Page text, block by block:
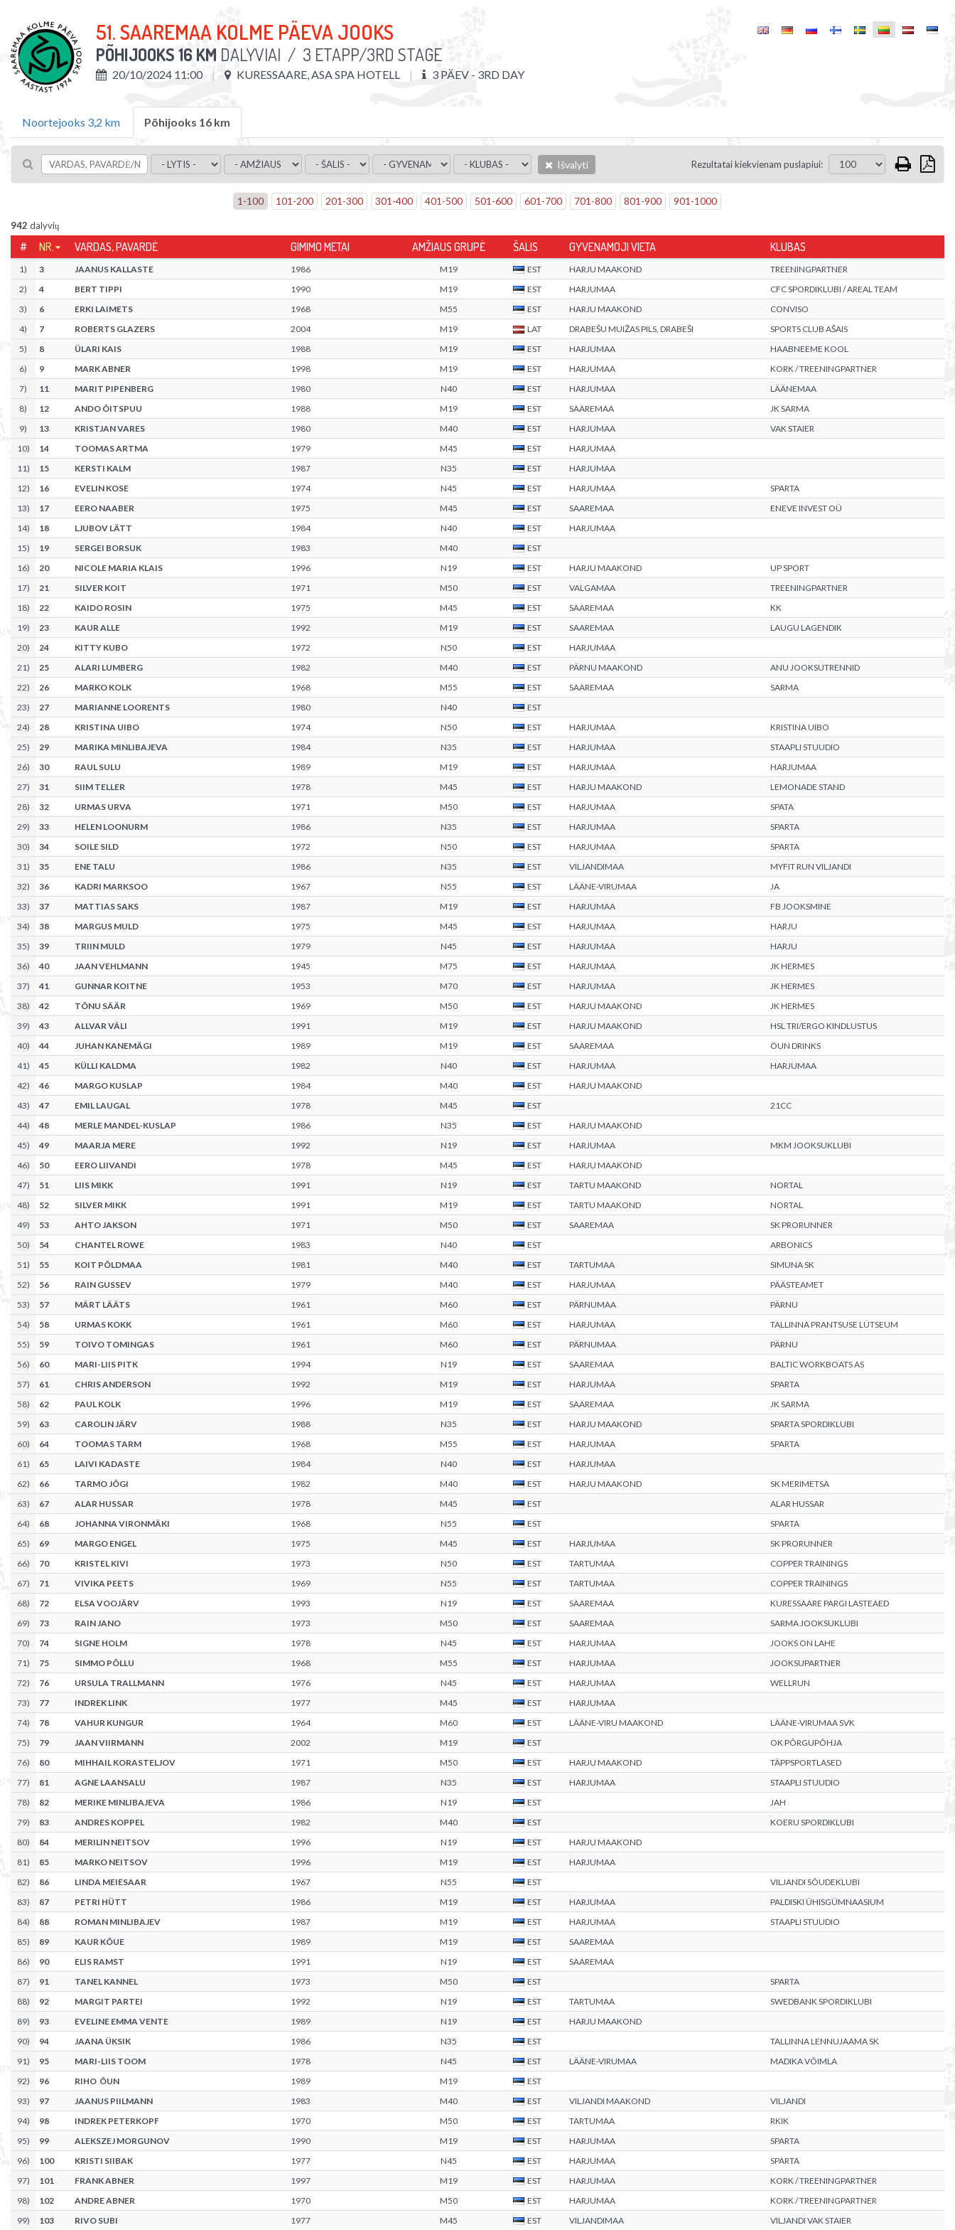
51. SAAREMAA KOLME PÄEVA JOOKS
PÕHIJOOKS 16 KM DALYVIAI / 3 ETAPP/3RD STAGE
20/10/2024 11:00 KURESSAARE, ASA SPA HOTELL 3 PÄEV - 3RD DAY
Noortejooks 3,2 km Põhijooks 16 km
Išvalyti Rezultatai kiekvienam puslapiui:
1 -100 101 -200 201 -300 301 -400 401 -500 501 -600 601 -700 701 -800 801 -900 901 -1000
942 dalyvių
# NR. VARDAS, PAVARDĖ GIMIMO METAI AMŽIAUS GRUPĖ ŠALIS GYVENAMOJI VIETA KLUBAS
1) 3 JAANUS KALLASTE 1986 M19 EST HARJU MAAKOND
TREENINGPARTNER
2) 4 BERT TIPPI 1990 M19 EST HARJUMAA
CFC SPORDIKLUBI / AREAL TEAM
3) 6 ERKI LAIMETS 1968 M55 EST HARJU MAAKOND
CONVISO
4) 7 ROBERTS GLAZERS 2004 M19 LAT DRABEŠU MUIŽAS PILS, DRABEŠI
SPORTS CLUB AŠAIS
5) 8 ÜLARI KAIS 1988 M19 EST HARJUMAA
HAABNEEME KOOL
6) 9 MARK ABNER 1998 M19 EST HARJUMAA
KORK / TREENINGPARTNER
7) 11 MARIT PIPENBERG 1980 N40 EST HARJUMAA
LÄÄNEMAA
8) 12 ANDO ÕITSPUU 1988 M19 EST SAAREMAA
JK SARMA
9) 13 KRISTJAN VARES 1980 M40 EST HARJUMAA
VAK STAIER
10) 14 TOOMAS ARTMA 1979 M45 EST
HARJUMAA
11) 15 KERSTI KALM 1987 N35 EST
HARJUMAA
12) 16 EVELIN KOSE 1974 N45 EST HARJUMAA
SPARTA
13) 17 EERO NAABER 1975 M45 EST SAAREMAA
ENEVE INVEST OÜ
14) 18 LJUBOV LÄTT 1984 N40 EST
HARJUMAA
15) 19 SERGEI BORSUK 1983 M40
EST
16) 20 NICOLE MARIA KLAIS 1996 N19 EST HARJU MAAKOND
UP SPORT
17) 21 SILVER KOIT 1971 M50 EST VALGAMAA
TREENINGPARTNER
18) 22 KAIDO ROSIN 1975 M45 EST SAAREMAA
KK
19) 23 KAUR ALLE 1992 M19 EST SAAREMAA
LAUGU LAGENDIK
20) 24 KITTY KUBO 1972 N50 EST
HARJUMAA
21) 25 ALARI LUMBERG 1982 M40 EST PÄRNU MAAKOND
ANU JOOKSUTRENNID
22) 26 MARKO KOLK 1968 M55 EST SAAREMAA
SARMA
23) 27 MARIANNE LOORENTS 1980 N40
EST
24) 28 KRISTINA UIBO 1974 N50 EST HARJUMAA
KRISTINA UIBO
25) 29 MARIKA MINLIBAJEVA 1984 N35 EST HARJUMAA
STAAPLI STUUDIO
26) 30 RAUL SULU 1989 M19 EST HARJUMAA
HARJUMAA
27) 31 SIIM TELLER 1978 M45 EST HARJU MAAKOND
LEMONADE STAND
28) 32 URMAS URVA 1971 M50 EST HARJUMAA
SPATA
29) 33 HELEN LOONURM 1986 N35 EST HARJUMAA
SPARTA
30) 34 SOILE SILD 1972 N50 EST HARJUMAA
SPARTA
31) 35 ENE TALU 1986 N35 EST VILJANDIMAA
MYFIT RUN VILJANDI
32) 36 KADRI MARKSOO 1967 N55 EST LÄÄNE-VIRUMAA
JA
33) 37 MATTIAS SAKS 1987 M19 EST HARJUMAA
FB JOOKSMINE
34) 38 MARGUS MULD 1975 M45 EST HARJUMAA
HARJU
35) 39 TRIIN MULD 1979 N45 EST HARJUMAA
HARJU
36) 40 JAAN VEHLMANN 1945 M75 EST HARJUMAA
JK HERMES
37) 41 GUNNAR KOITNE 1953 M70 EST HARJUMAA
JK HERMES
38) 42 TÕNU SÄÄR 1969 M50 EST HARJU MAAKOND
JK HERMES
39) 43 ALLVAR VÄLI 1991 M19 EST HARJU MAAKOND
HSL TRI/ERGO KINDLUSTUS
40) 44 JUHAN KANEMÄGI 1989 M19 EST SAAREMAA
ÖUN DRINKS
41) 45 KÜLLI KALDMA 1982 N40 EST HARJUMAA
HARJUMAA
42) 46 MARGO KUSLAP 1984 M40 EST
HARJU MAAKOND
43) 47 EMIL LAUGAL 1978 M45 EST
21CC
44) 48 MERLE MANDEL-KUSLAP 1986 N35 EST
HARJU MAAKOND
45) 49 MAARJA MERE 1992 N19 EST HARJUMAA
MKM JOOKSUKLUBI
46) 50 EERO LIIVANDI 1978 M45 EST
HARJU MAAKOND
47) 51 LIIS MIKK 1991 N19 EST TARTU MAAKOND
NORTAL
48) 52 SILVER MIKK 1991 M19 EST TARTU MAAKOND
NORTAL
49) 53 AHTO JAKSON 1971 M50 EST SAAREMAA
SK PRORUNNER
50) 54 CHANTEL ROWE 1983 N40 EST
ARBONICS
51) 55 KOIT PÕLDMAA 1981 M40 EST TARTUMAA
SIMUNA SK
52) 56 RAIN GUSSEV 1979 M40 EST HARJUMAA
PÄÄSTEAMET
53) 57 MÄRT LÄÄTS 1961 M60 EST PÄRNUMAA
PÄRNU
54) 58 URMAS KOKK 1961 M60 EST HARJUMAA
TALLINNA PRANTSUSE LÜTSEUM
55) 59 TOIVO TOMINGAS 1961 M60 EST PÄRNUMAA
PÄRNU
56) 60 MARI-LIIS PITK 1994 N19 EST SAAREMAA
BALTIC WORKBOATS AS
57) 61 CHRIS ANDERSON 1992 M19 EST HARJUMAA
SPARTA
58) 62 PAUL KOLK 1996 M19 EST SAAREMAA
JK SARMA
59) 63 CAROLIN JÄRV 1988 N35 EST HARJU MAAKOND
SPARTA SPORDIKLUBI
60) 64 TOOMAS TARM 1968 M55 EST HARJUMAA
SPARTA
61) 65 LAIVI KADASTE 1984 N40 EST
HARJUMAA
62) 66 TARMO JÕGI 1982 M40 EST HARJU MAAKOND
SK MERIMETSA
63) 67 ALAR HUSSAR 1978 M45 EST
ALAR HUSSAR
64) 68 JOHANNA VIRONMÄKI 1968 N55 EST
SPARTA
65) 69 MARGO ENGEL 1975 M45 EST HARJUMAA
SK PRORUNNER
66) 70 KRISTEL KIVI 1973 N50 EST TARTUMAA
COPPER TRAININGS
67) 71 VIVIKA PEETS 1969 N55 EST TARTUMAA
COPPER TRAININGS
68) 72 ELSA VOOJÄRV 1993 N19 EST SAAREMAA
KURESSAARE PARGI LASTEAED
69) 73 RAIN JANO 1973 M50 EST SAAREMAA
SARMA JOOKSUKLUBI
70) 74 SIGNE HOLM 1978 N45 EST HARJUMAA
JOOKS ON LAHE
71) 75 SIMMO PÕLLU 1968 M55 EST HARJUMAA
JOOKSUPARTNER
72) 76 URSULA TRALLMANN 1976 N45 EST HARJUMAA
WELLRUN
73) 77 INDREK LINK 1977 M45 EST
HARJUMAA
74) 78 VAHUR KUNGUR 1964 M60 EST LÄÄNE-VIRU MAAKOND
LÄÄNE-VIRUMAA SVK
75) 79 JAAN VIIRMANN 2002 M19 EST
OK PÕRGUPÕHJA
76) 80 MIHHAIL KORASTELJOV 1971 M50 EST HARJU MAAKOND
TÄPPSPORTLASED
77) 81 AGNE LAANSALU 1987 N35 EST HARJUMAA
STAAPLI STUUDIO
78) 82 MERIKE MINLIBAJEVA 1986 N19 EST
JAH
79) 83 ANDRES KOPPEL 1982 M40 EST
KOERU SPORDIKLUBI
80) 84 MERILIN NEITSOV 1996 N19 EST
HARJU MAAKOND
81) 85 MARKO NEITSOV 1996 M19 EST
HARJUMAA
82) 86 LINDA MEIESAAR 1967 N55 EST
VILJANDI SÕUDEKLUBI
83) 87 PETRI HÜTT 1986 M19 EST HARJUMAA
PALDISKI ÜHISGÜMNAASIUM
84) 88 ROMAN MINLIBAJEV 1987 M19 EST HARJUMAA
STAAPLI STUUDIO
85) 89 KAUR KÕUE 1989 M19 EST
SAAREMAA
86) 90 ELIS RAMST 1991 N19 EST
SAAREMAA
87) 91 TANEL KANNEL 1973 M50 EST
SPARTA
88) 92 MARGIT PARTEI 1992 N19 EST TARTUMAA
SWEDBANK SPORDIKLUBI
89) 93 EVELINE EMMA VENTE 1989 N19 EST
HARJU MAAKOND
90) 94 JAANA ÜKSIK 1986 N35 EST
TALLINNA LENNUJAAMA SK
91) 95 MARI-LIIS TOOM 1978 N45 EST LÄÄNE-VIRUMAA
MADIKA VÕIMLA
92) 96 RIHO ÕUN 1989 M19
EST
93) 97 JAANUS PIILMANN 1983 M40 EST VILJANDI MAAKOND
VILJANDI
94) 98 INDREK PETERKOPF 1970 M50 EST TARTUMAA
RKIK
95) 99 ALEKSZEJ MORGUNOV 1990 M19 EST HARJUMAA
SPARTA
96) 100 KRISTI SIIBAK 1977 N45 EST HARJUMAA
SPARTA
97) 101 FRANK ABNER 1997 M19 EST HARJUMAA
KORK / TREENINGPARTNER
98) 102 ANDRE ABNER 1970 M50 EST HARJUMAA
KORK / TREENINGPARTNER
99) 103 RIVO SUBI 1977 M45 EST VILJANDIMAA VILJANDI VAK STAIER